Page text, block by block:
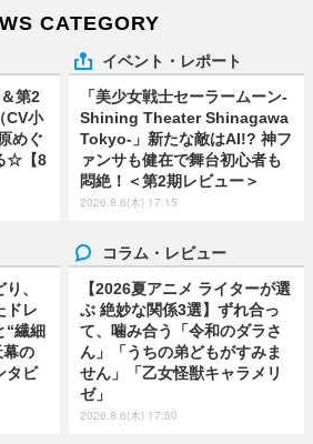
CATEGORY
第2
CV小
めぐ
☆【8
イベント・レポート
「美少女戦士セーラームーン-
Shining Theater Shinagawa
Tokyo-」新たな敵はAI!? 神フ
ァンサも健在で舞台初心者も
悶絶！＜第2期レビュー＞
2026.8.6(木) 17:15
、
ドレ
“繊細
の
タビ
コラム・レビュー
【2026夏アニメ ライターが選
ぶ 絶妙な関係3選】ずれ合っ
て、噛み合う「令和のダラさ
ん」「うちの弟どもがすみま
せん」「乙女怪獣キャラメリ
ゼ」
2026.8.6(木) 17:50